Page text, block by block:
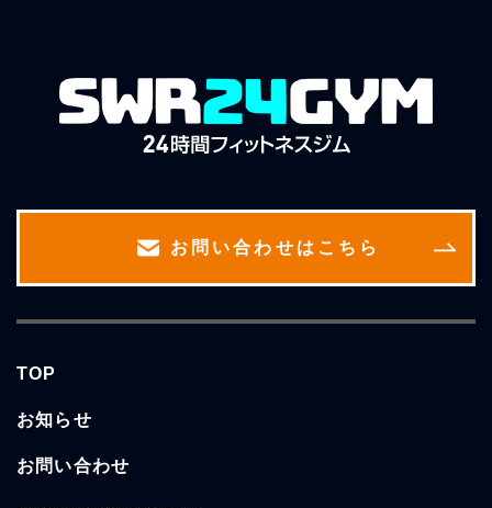
お問い合わせはこちら
TOP
お知らせ
お問い合わせ